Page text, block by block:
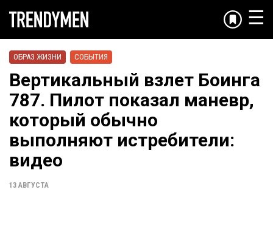
☰
ОБРАЗ ЖИЗНИ СОБЫТИЯ
Вертикальный взлет Боинга
787. Пилот показал маневр,
который обычно
выполняют истребители:
видео
13 АВГУСТА